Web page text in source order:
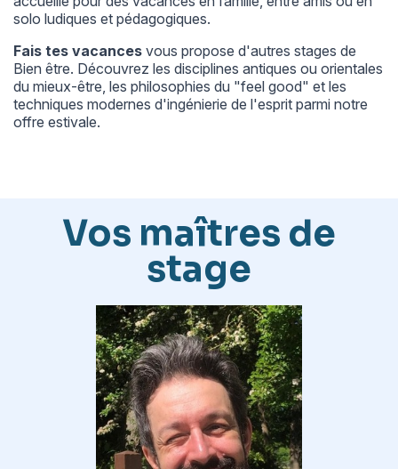
solo ludiques et pédagogiques.
Fais tes vacances vous propose d'autres stages de
Bien être. Découvrez les disciplines antiques ou orientales
du mieux-être, les philosophies du "feel good" et les
techniques modernes d'ingénierie de l'esprit parmi notre
offre estivale.
Vos maîtres de
stage